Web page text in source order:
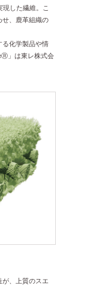
した繊維。こ
せ、鹿革組織の
る化学製品や情
」は東レ株式会
が、上質のスエ